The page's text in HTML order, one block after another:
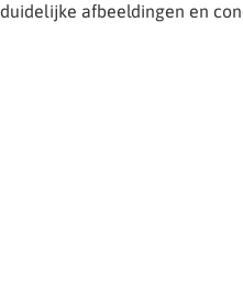
afbeeldingen en